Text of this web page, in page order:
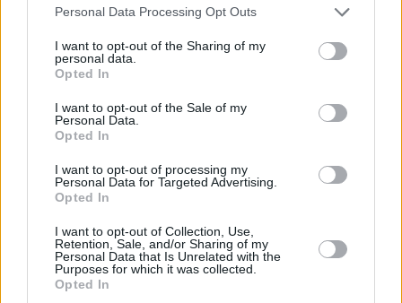
Please note that this website/app uses one or more Google
not limited to your visit or usage behaviour. You may click to
grant or deny consent to Google and its third-party tags to
use your data for below specified purposes in below Google
consent section.
Personal Data Processing Opt Outs
I want to opt-out of the Sharing of my
personal data.
Opted In
I want to opt-out of the Sale of my
Personal Data.
Opted In
I want to opt-out of processing my
Personal Data for Targeted Advertising.
Opted In
I want to opt-out of Collection, Use,
Retention, Sale, and/or Sharing of my
Personal Data that Is Unrelated with the
Purposes for which it was collected.
Opted In
Hirdetés